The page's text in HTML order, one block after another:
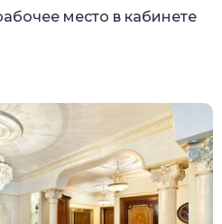
место в кабинете